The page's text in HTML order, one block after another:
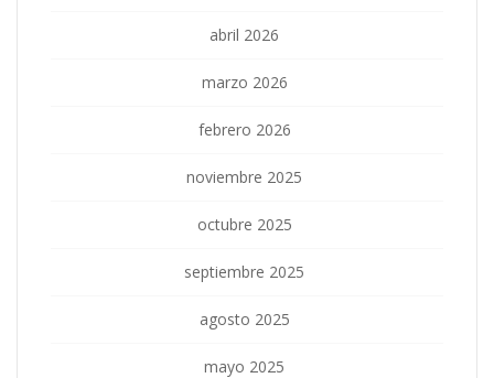
abril 2026
marzo 2026
febrero 2026
noviembre 2025
octubre 2025
septiembre 2025
agosto 2025
mayo 2025